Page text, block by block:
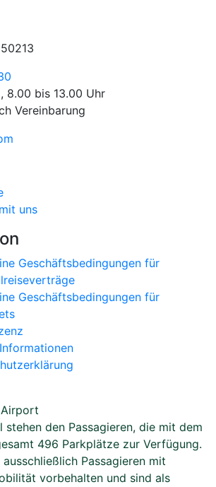
8.00 bis 13.00 Uhr
Vereinbarung
uns
Geschäftsbedingungen für
Geschäftsbedingungen für
stehen den Passagieren, die mit dem
496 Parkplätze zur Verfügung.
Passagieren mit
vorbehalten und sind als